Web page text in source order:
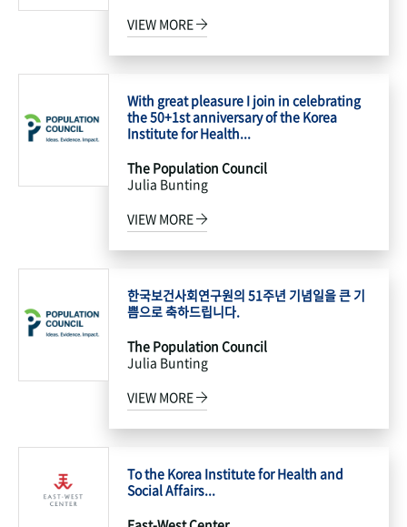
VIEW MORE
With great pleasure I join in celebrating
the 50+1st anniversary of the Korea
Institute for Health...
The Population Council
Julia Bunting
VIEW MORE
한국보건사회연구원의 51주년 기념일을 큰 기
쁨으로 축하드립니다.
The Population Council
Julia Bunting
VIEW MORE
To the Korea Institute for Health and
Social Affairs...